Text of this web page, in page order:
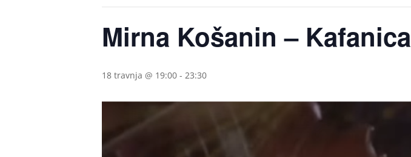
Mirna Košanin – Kafanica
18 travnja @ 19:00 - 23:30